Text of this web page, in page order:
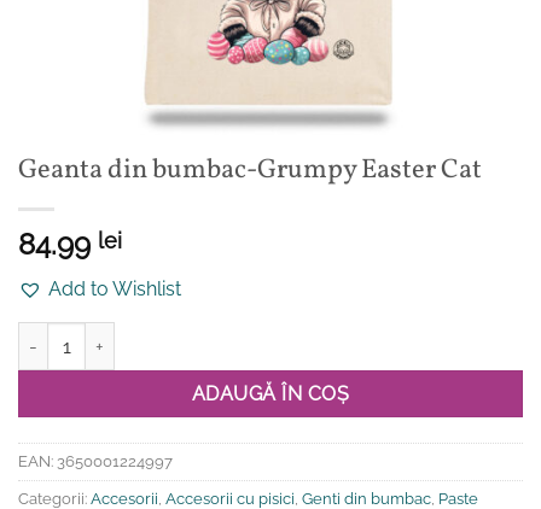
Geanta din bumbac-Grumpy Easter Cat
84.99 lei
Add to Wishlist
ADAUGĂ ÎN COȘ
EAN: 3650001224997
Categorii: Accesorii Accesorii cu pisici Genti din bumbac Paste